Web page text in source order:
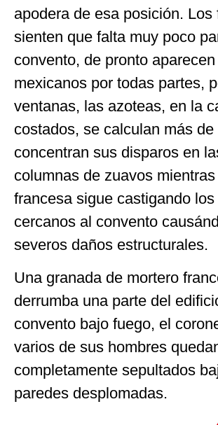
apodera de esa posición. Los
sienten que falta muy poco
convento, de pronto
mexicanos por todas partes,
ventanas, las azoteas, en la
costados, se calculan más
concentran sus disparos en
columnas de zuavos
francesa sigue castigando
cercanos al convento
severos daños estructurales.
Una granada de mortero
derrumba una parte del
convento bajo fuego, el
varios de sus hombres
completamente sepultados
paredes desplomadas.